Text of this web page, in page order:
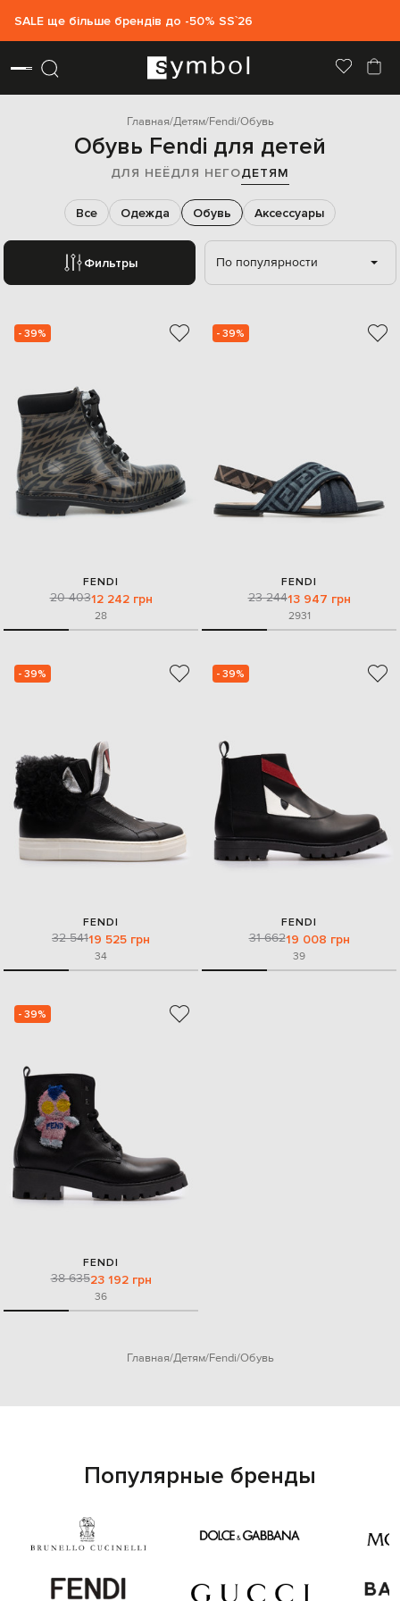
SALE ще більше брендів до -50% SS`26
Главная Детям Fendi Обувь
Обувь Fendi для детей
ДЛЯ НЕЁДЛЯ НЕГОДЕТЯМ
Фильтры
Все Одежда Обувь Аксессуары
По популярности
- 39%
FENDI
20 40312 242 грн
28
- 39%
FENDI
23 24413 947 грн
2931
- 39%
FENDI
32 54119 525 грн
34
- 39%
FENDI
31 66219 008 грн
39
- 39%
FENDI
38 63523 192 грн
36
Главная Детям Fendi Обувь
Популярные бренды